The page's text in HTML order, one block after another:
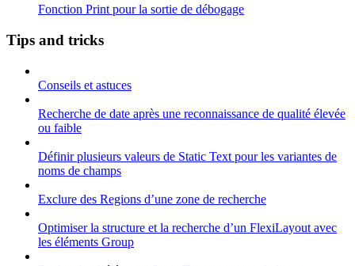
Fonction Print pour la sortie de débogage
Tips and tricks
Conseils et astuces
Recherche de date après une reconnaissance de qualité élevée
ou faible
Définir plusieurs valeurs de Static Text pour les variantes de
noms de champs
Exclure des Regions d’une zone de recherche
Optimiser la structure et la recherche d’un FlexiLayout avec
les éléments Group